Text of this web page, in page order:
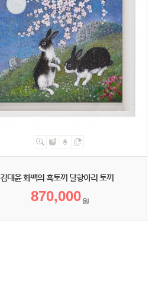
김대윤 화백의 흑토끼 달항아리 토끼
870,000